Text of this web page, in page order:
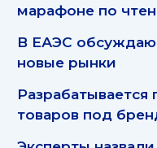
марафоне по
В ЕАЭС
новые рынки
товаров под